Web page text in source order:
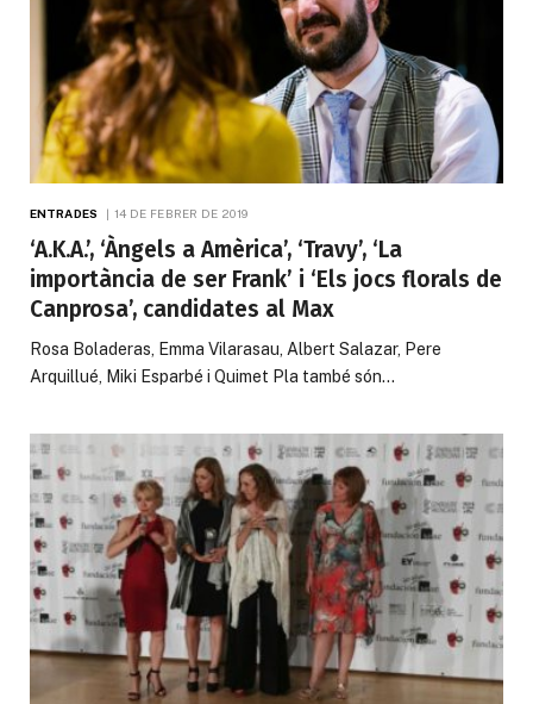
ENTRADES 14 DE FEBRER DE 2019
‘A.K.A.’, ‘Àngels a Amèrica’, ‘Travy’, ‘La
importància de ser Frank’ i ‘Els jocs florals de
Canprosa’, candidates al Max
Rosa Boladeras, Emma Vilarasau, Albert Salazar, Pere
Arquillué, Miki Esparbé i Quimet Pla també són…